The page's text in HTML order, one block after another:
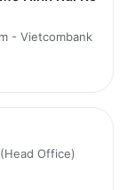
- Vietcombank
Office)